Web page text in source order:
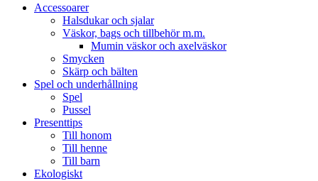
Accessoarer
Halsdukar och sjalar
Väskor, bags och tillbehör m.m.
Mumin väskor och axelväskor
Smycken
Skärp och bälten
Spel och underhållning
Spel
Pussel
Presenttips
Till honom
Till henne
Till barn
Ekologiskt